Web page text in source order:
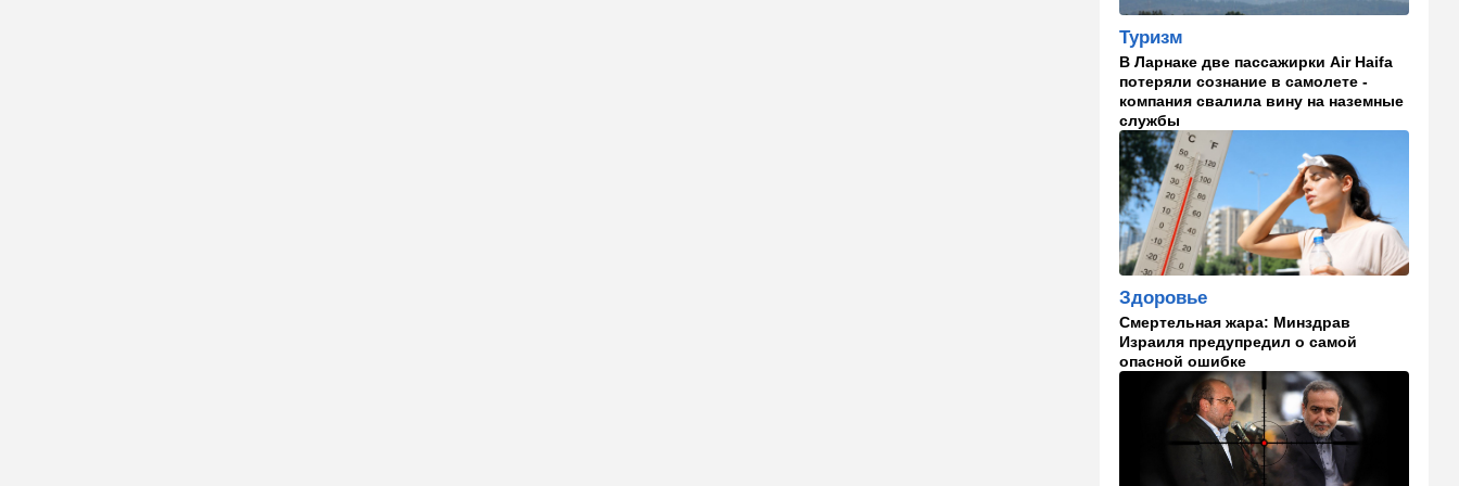
Что изменилось в аэропорту
Бен-Гурион после войны:
безопасность и советы
пассажирам
13:58 Здоровье
Какие продукты помогают
легче переносить стресс:
что выяснили ученые
13:47 Ближний Восток
Турция все ближе подходит
отношениях с Израилем:
провокационное заявление
13:45 В мире
Помидоры научились
предупреждать соседей об
опасном вирусе
Туризм
В Ларнаке две пассажирки Air Haifa
потеряли сознание в самолете -
компания свалила вину на наземные
службы
Здоровье
Смертельная жара: Минздрав
Израиля предупредил о самой
опасной ошибке